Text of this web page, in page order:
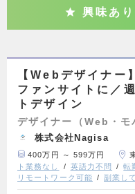
興味あり
【Webデザイナー
ファンサイトに／
トデザイン
デザイナー（Web・モ
株式会社Nagisa
400万円 ～ 599万円
ト業務なし
英語力不問 転
リモートワーク可能
副業し